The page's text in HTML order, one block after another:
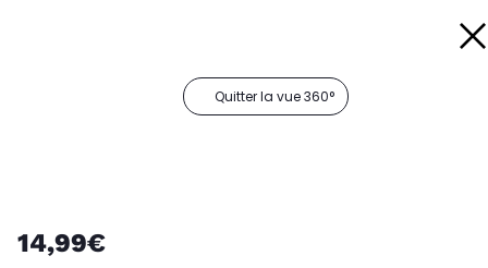
Quitter la vue 360°
14,99€